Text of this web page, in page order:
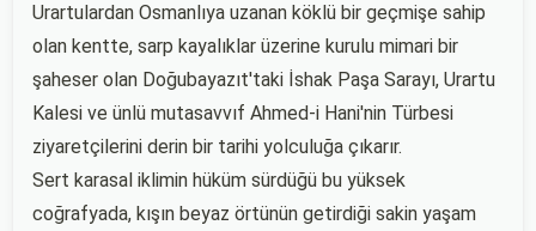
Urartulardan Osmanlıya uzanan köklü bir geçmişe sahip
olan kentte, sarp kayalıklar üzerine kurulu mimari bir
şaheser olan Doğubayazıt'taki İshak Paşa Sarayı, Urartu
Kalesi ve ünlü mutasavvıf Ahmed-i Hani'nin Türbesi
ziyaretçilerini derin bir tarihi yolculuğa çıkarır.
Sert karasal iklimin hüküm sürdüğü bu yüksek
coğrafyada, kışın beyaz örtünün getirdiği sakin yaşam